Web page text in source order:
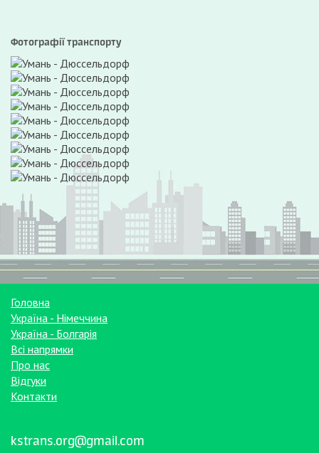
Фотографії транспорту
Головна
Україна - Німеччина
Україна - Болгарія
Всі напрямки
Про нас
Відгуки
Контакти
kstrans.org@gmail.com